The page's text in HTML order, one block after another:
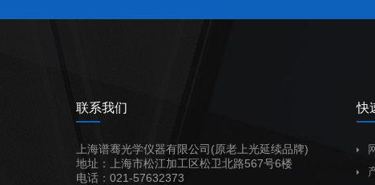
联系我们
上海谱骞光学仪器有限公司(原老上光延续品牌)
地址：上海市松江加工区松卫北路567号6楼
电话：021-57632373
快